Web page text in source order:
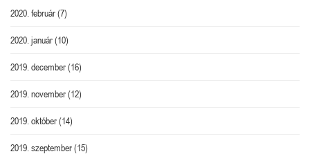
2020. február(7)
2020. január(10)
2019. december(16)
2019. november(12)
2019. október(14)
2019. szeptember(15)